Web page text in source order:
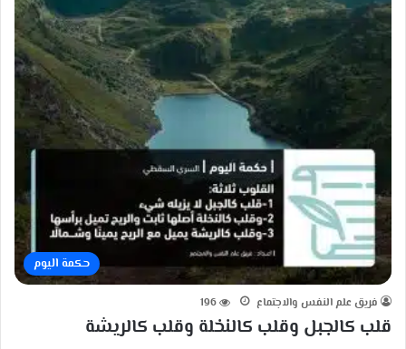
حكمة اليوم
فريق علم النفس والاجتماع 196
قلب كالجبل وقلب كالنخلة وقلب كالريشة